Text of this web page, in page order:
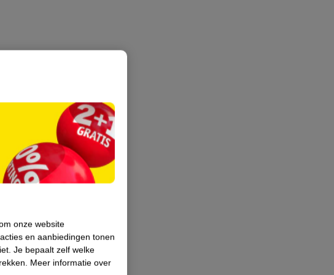
onze website
en aanbiedingen tonen
Je bepaalt zelf welke
Meer informatie over